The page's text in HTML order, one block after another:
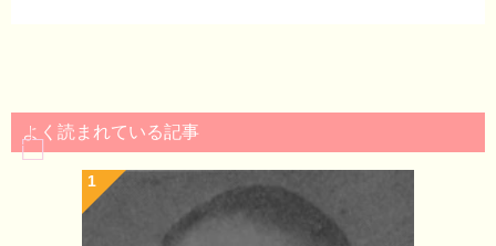
よく読まれている記事